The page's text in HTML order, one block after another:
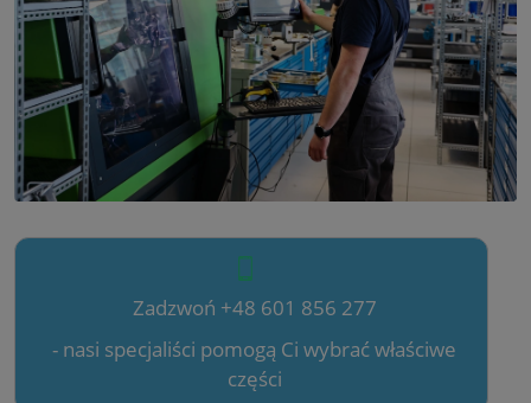
Zadzwoń +48 601 856 277
- nasi specjaliści pomogą Ci wybrać właściwe
części